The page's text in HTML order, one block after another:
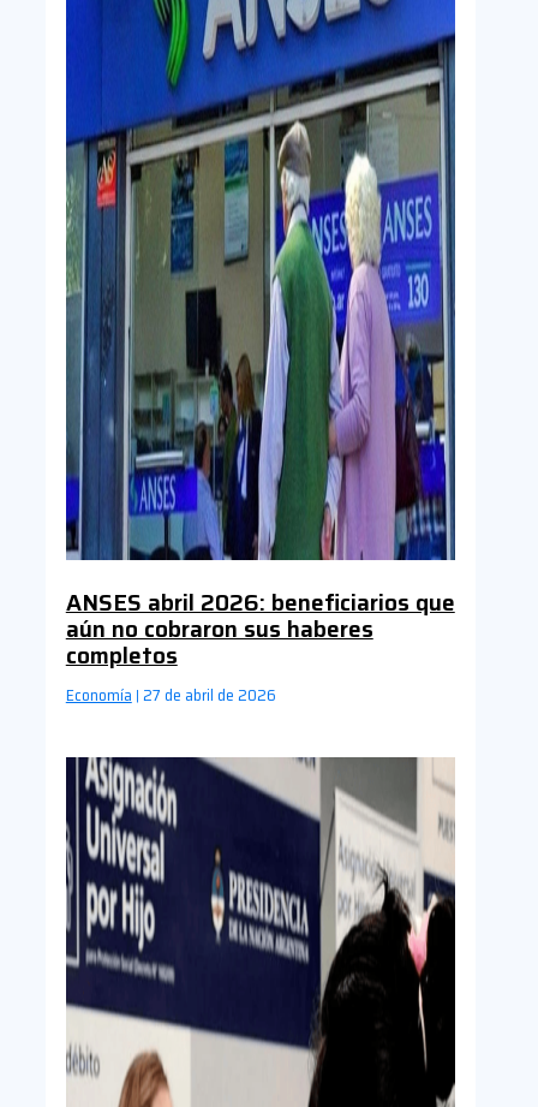
ANSES abril 2026: beneficiarios que
aún no cobraron sus haberes
completos
Economía | 27 de abril de 2026